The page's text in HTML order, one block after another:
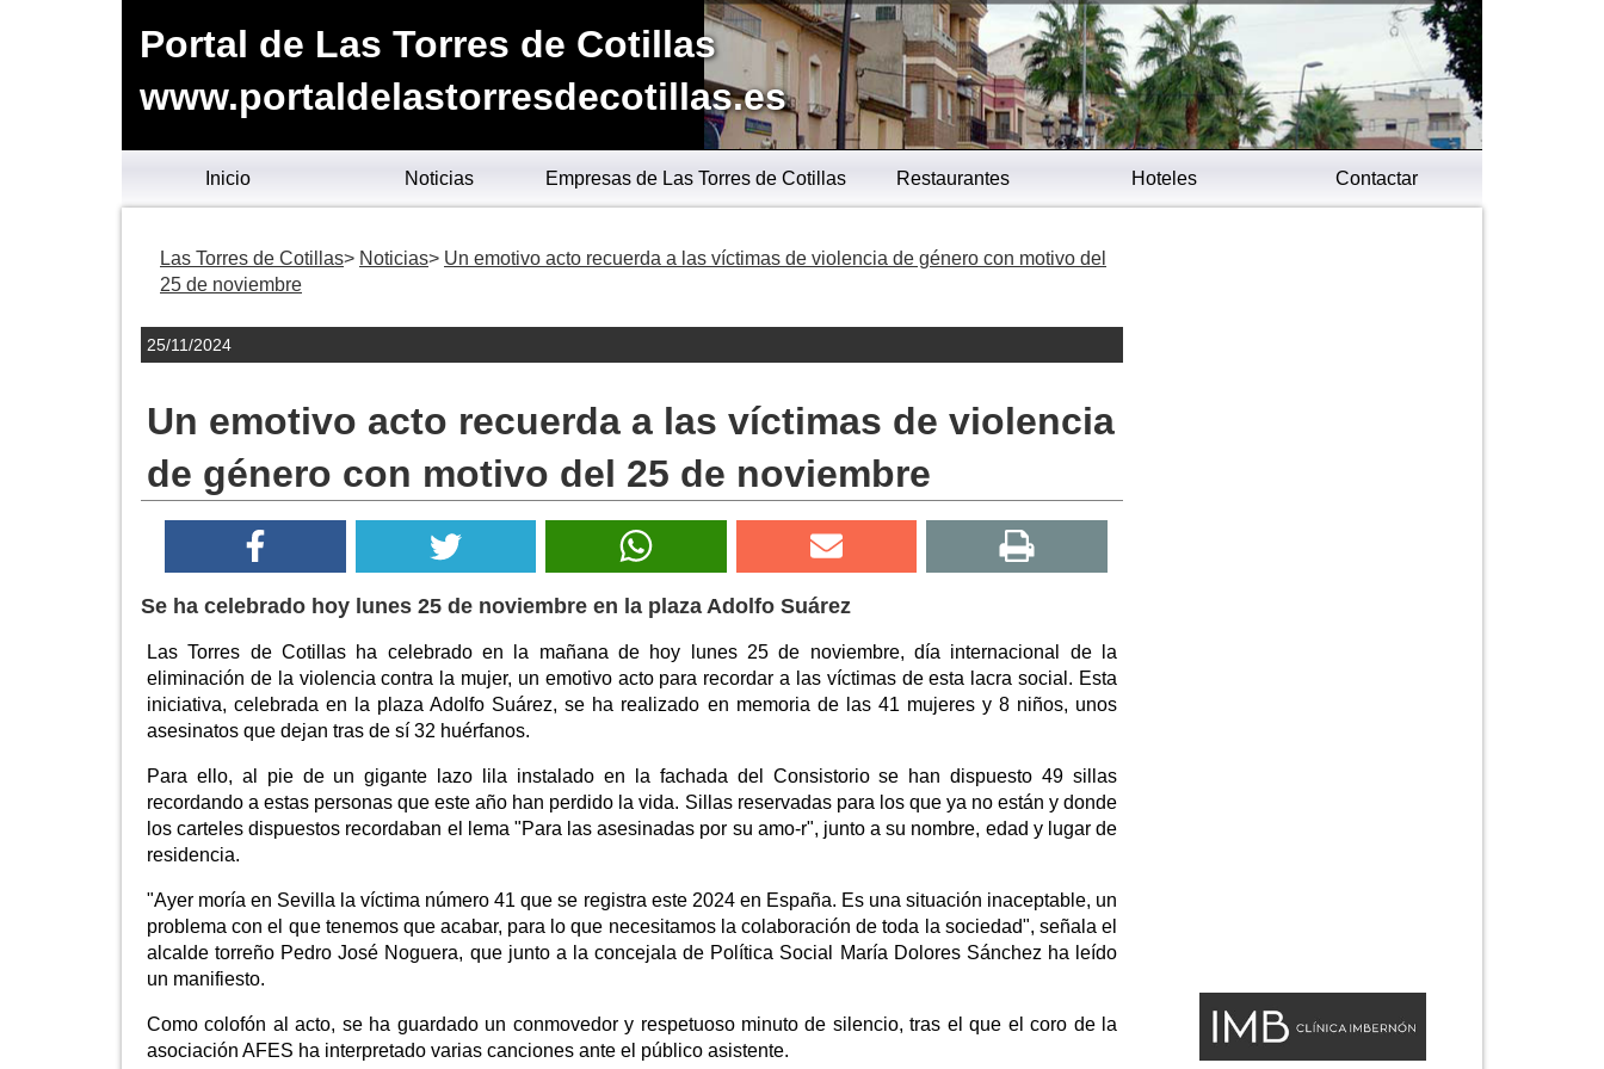
Portal de Las Torres de Cotillas
www.portaldelastorresdecotillas.es
Inicio Noticias Empresas de Las Torres de Cotillas Restaurantes Hoteles Contactar
Las Torres de Cotillas Noticias
Un emotivo acto recuerda a las víctimas de violencia de género con motivo del
25 de noviembre
25/11/2024
Un emotivo acto recuerda a las víctimas de violencia
de género con motivo del 25 de noviembre
Se ha celebrado hoy lunes 25 de noviembre en la plaza Adolfo Suárez
Las Torres de Cotillas ha celebrado en la mañana de hoy lunes 25 de noviembre, día internacional de la
eliminación de la violencia contra la mujer, un emotivo acto para recordar a las víctimas de esta lacra social. Esta
iniciativa, celebrada en la plaza Adolfo Suárez, se ha realizado en memoria de las 41 mujeres y 8 niños, unos
asesinatos que dejan tras de sí 32 huérfanos.
Para ello, al pie de un gigante lazo lila instalado en la fachada del Consistorio se han dispuesto 49 sillas
recordando a estas personas que este año han perdido la vida. Sillas reservadas para los que ya no están y donde
los carteles dispuestos recordaban el lema "Para las asesinadas por su amo-r", junto a su nombre, edad y lugar de
residencia.
"Ayer moría en Sevilla la víctima número 41 que se registra este 2024 en España. Es una situación inaceptable, un
problema con el que tenemos que acabar, para lo que necesitamos la colaboración de toda la sociedad", señala el
alcalde torreño Pedro José Noguera, que junto a la concejala de Política Social María Dolores Sánchez ha leído
un manifiesto.
Como colofón al acto, se ha guardado un conmovedor y respetuoso minuto de silencio, tras el que el coro de la
asociación AFES ha interpretado varias canciones ante el público asistente.